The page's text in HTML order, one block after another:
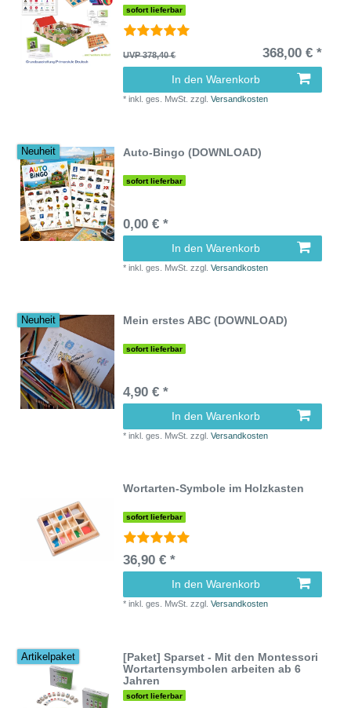
sofort lieferbar
UVP 378,40 € 368,00 € *
In den Warenkorb
*inkl. ges. MwSt. zzgl.Versandkosten
Neuheit Auto-Bingo (DOWNLOAD)
sofort lieferbar
0,00 € *
In den Warenkorb
*inkl. ges. MwSt. zzgl.Versandkosten
Neuheit Mein erstes ABC (DOWNLOAD)
sofort lieferbar
4,90 € *
In den Warenkorb
*inkl. ges. MwSt. zzgl.Versandkosten
Wortarten-Symbole im Holzkasten
sofort lieferbar
36,90 € *
In den Warenkorb
*inkl. ges. MwSt. zzgl.Versandkosten
Artikelpaket
[Paket] Sparset - Mit den Montessori
Wortartensymbolen arbeiten ab 6
Jahren
sofort lieferbar